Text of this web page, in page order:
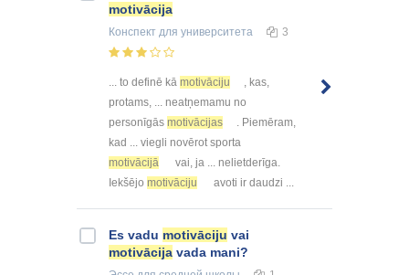
motivācija
Конспект для университета 3
... to definē kā motivāciju
, kas,
protams, ... neatņemamu no
personīgās motivācijas
. Piemēram,
kad ... viegli novērot sporta
motivācijā
vai, ja ... nelietderīga.
Iekšējo motivāciju avoti ir daudzi ...
Es vadu motivāciju vai
motivācija vada mani?